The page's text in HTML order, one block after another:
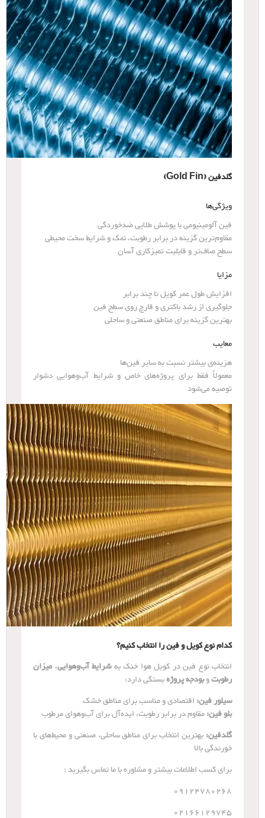
گلدفین (Gold Fin)
ویژگی‌ها
فین آلومینیومی با پوشش طلایی ضدخوردگی
مقاوم‌ترین گزینه در برابر رطوبت، نمک و شرایط سخت محیطی
سطح صاف‌تر و قابلیت تمیزکاری آسان
مزایا
افزایش طول عمر کویل تا چند برابر
جلوگیری از رشد باکتری و قارچ روی سطح فین
بهترین گزینه برای مناطق صنعتی و ساحلی
معایب
هزینه‌ی بیشتر نسبت به سایر فین‌ها
معمولاً فقط برای پروژه‌های خاص و شرایط آب‌وهوایی دشوار
توصیه می‌شود
کدام نوع کویل و فین را انتخاب کنیم؟
انتخاب نوع فین در کویل هوا خنک بهشرایط آب‌وهوایی، میزان
رطوبتوبودجه پروژهبستگی دارد:
سیلور فین:اقتصادی و مناسب برای مناطق خشک
بلو فین:مقاوم در برابر رطوبت، ایده‌آل برای آب‌وهوای مرطوب
گلدفین:بهترین انتخاب برای مناطق ساحلی، صنعتی و محیط‌های با
خورندگی بالا
برای کسب اطلاعات بیشتر و مشاوره با ما تماس بگیرید :
09124780268
02166129745